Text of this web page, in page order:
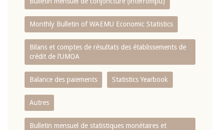
Monthly Bulletin of WAEMU Economic Statistics
Bilans et comptes de résultats des établissements de
crédit de l‘UMOA
Balance des paiements Statistics Yearbook
Autres
Bulletin mensuel de statistiques monétaires et